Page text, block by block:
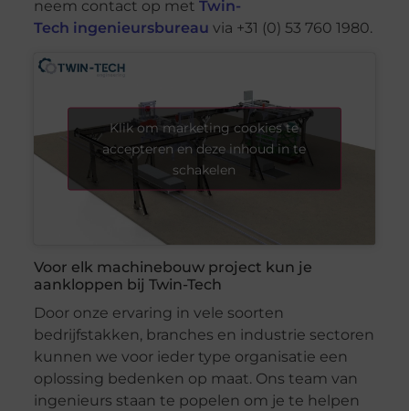
neem contact op met Twin-
Tech ingenieursbureau via +31 (0) 53 760 1980.
Klik om marketing cookies te
accepteren en deze inhoud in te
schakelen
Voor elk machinebouw project kun je
aankloppen bij Twin-Tech
Door onze ervaring in vele soorten
bedrijfstakken, branches en industrie sectoren
kunnen we voor ieder type organisatie een
oplossing bedenken op maat. Ons team van
ingenieurs staan te popelen om je te helpen